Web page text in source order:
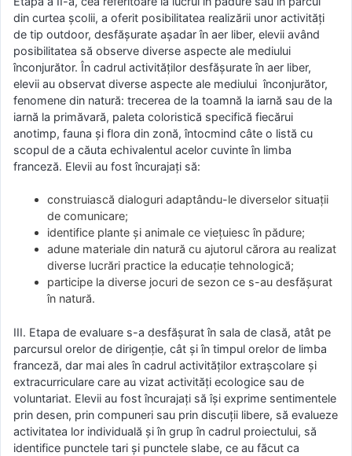
din curtea școlii, a oferit posibilitatea realizării unor activități
de tip outdoor, desfășurate așadar în aer liber, elevii având
posibilitatea să observe diverse aspecte ale mediului
înconjurător. În cadrul activităților desfășurate în aer liber,
elevii au observat diverse aspecte ale mediului înconjurător,
fenomene din natură: trecerea de la toamnă la iarnă sau de la
iarnă la primăvară, paleta coloristică specifică fiecărui
anotimp, fauna și flora din zonă, întocmind câte o listă cu
scopul de a căuta echivalentul acelor cuvinte în limba
franceză. Elevii au fost încurajați să:
construiască dialoguri adaptându-le diverselor situații
de comunicare;
identifice plante și animale ce viețuiesc în pădure;
adune materiale din natură cu ajutorul cărora au realizat
diverse lucrări practice la educație tehnologică;
participe la diverse jocuri de sezon ce s-au desfășurat
în natură.
III. Etapa de evaluare s-a desfășurat în sala de clasă, atât pe
parcursul orelor de dirigenție, cât și în timpul orelor de limba
franceză, dar mai ales în cadrul activităților extrașcolare și
extracurriculare care au vizat activități ecologice sau de
voluntariat. Elevii au fost încurajați să își exprime sentimentele
prin desen, prin compuneri sau prin discuții libere, să evalueze
activitatea lor individuală și în grup în cadrul proiectului, să
identifice punctele tari și punctele slabe, ce au făcut ca